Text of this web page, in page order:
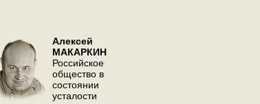
Алексей
МАКАРКИН
Российское
общество в
состоянии
усталости